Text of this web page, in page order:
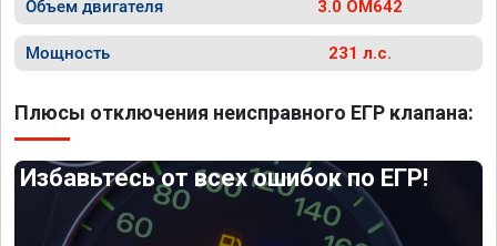
Объем двигателя 3.0 OM642
Мощность 231 л.с.
Плюсы отключения неисправного ЕГР клапана:
Избавьтесь от всех ошибок по ЕГР!